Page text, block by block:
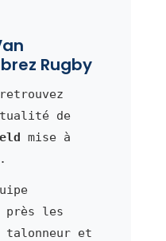
Rugby
de
mise à
les
talonneur et